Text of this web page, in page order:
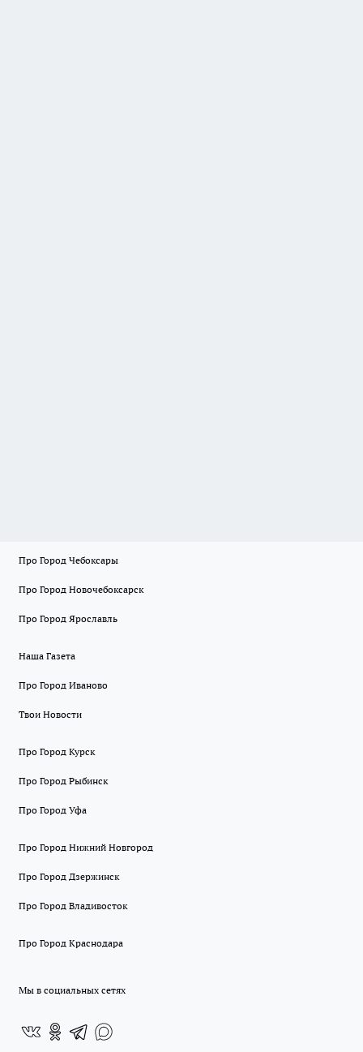
Про Город Чебоксары
Про Город Новочебоксарск
Про Город Ярославль
Наша Газета
Про Город Иваново
Твои Новости
Про Город Курск
Про Город Рыбинск
Про Город Уфа
Про Город Нижний Новгород
Про Город Дзержинск
Про Город Владивосток
Про Город Краснодара
Мы в социальных сетях